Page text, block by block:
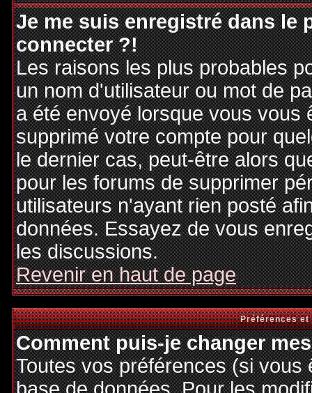
Je me suis enregistré dans le
connecter ?!
Les raisons les plus probables
un nom d'utilisateur ou mot de
a été envoyé lorsque vous vous
supprimé votre compte pour
le dernier cas, peut-être alors
pour les forums de supprimer
utilisateurs n'ayant rien posté
données. Essayez de vous
les discussions.
Revenir en haut de page
Préférences
Comment puis-je changer
Toutes vos préférences (si